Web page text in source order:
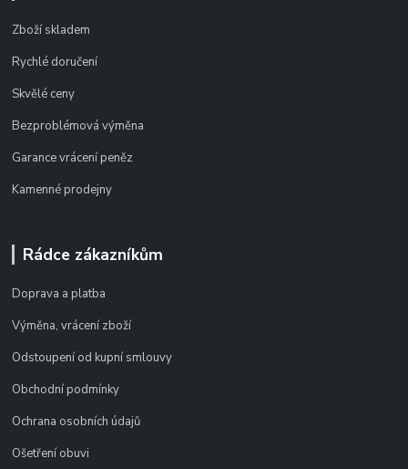
Zboží skladem
Rychlé doručení
Skvělé ceny
Bezproblémová výměna
Garance vrácení peněz
Kamenné prodejny
Rádce zákazníkům
Doprava a platba
Výměna, vrácení zboží
Odstoupení od kupní smlouvy
Obchodní podmínky
Ochrana osobních údajů
Ošetření obuvi